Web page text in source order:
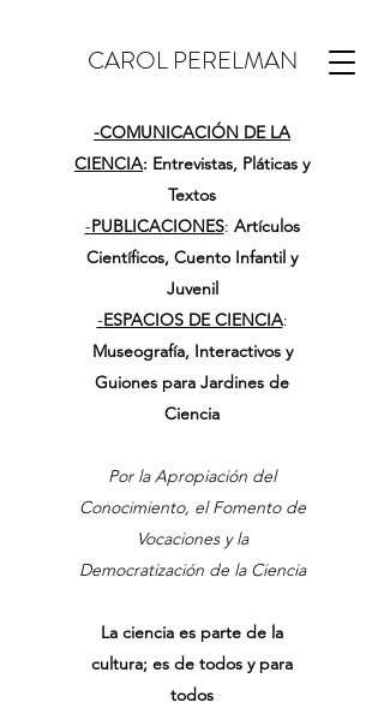
CAROL PERELMAN
-COMUNICACIÓN DE LA
CIENCIA: Entrevistas, Pláticas y
Textos
-PUBLICACIONES: Artículos
Científicos, Cuento Infantil y
Juvenil
-ESPACIOS DE CIENCIA:
Museografía, Interactivos y
Guiones para Jardines de
Ciencia
Por la Apropiación del
Conocimiento, el Fomento de
Vocaciones y la
Democratización de la Ciencia
La ciencia es parte de la
cultura; es de todos y para
todos